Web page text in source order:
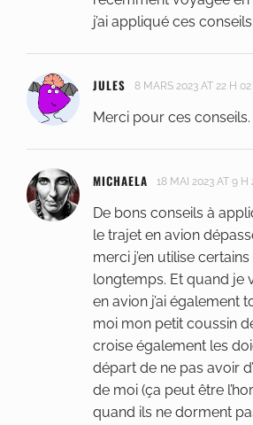
j’ai appliqué ces conseils.
JULES 8 MARS 2023 AT 22 H
Merci pour ces conseils.
MICHAELA 18 MAI 2023 AT 9 H
De bons conseils à
le trajet en avion
merci j’en utilise
longtemps. Et quand je
en avion j’ai également
moi mon petit coussin
croise également les
départ de ne pas avoir
de moi (ça peut être
quand ils ne dorment